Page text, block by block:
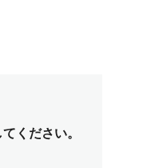
ください。